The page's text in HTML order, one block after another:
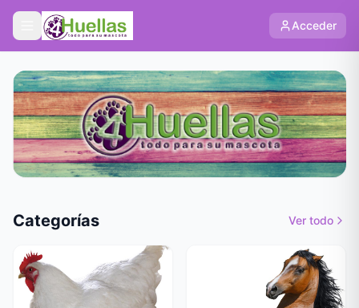
Acceder
Categorías Ver todo